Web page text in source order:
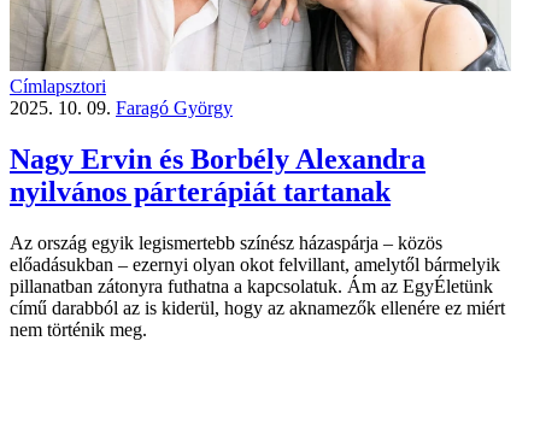
Címlapsztori
2025. 10. 09. Faragó György
Nagy Ervin és Borbély Alexandra
nyilvános párterápiát tartanak
Az ország egyik legismertebb színész házaspárja – közös
előadásukban – ezernyi olyan okot felvillant, amelytől bármelyik
pillanatban zátonyra futhatna a kapcsolatuk. Ám az EgyÉletünk
című darabból az is kiderül, hogy az aknamezők ellenére ez miért
nem történik meg.